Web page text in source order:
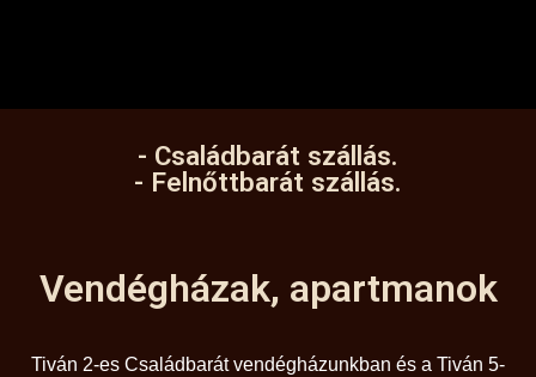
- Családbarát szállás.
- Felnőttbarát szállás.
Vendégházak, apartmanok
Tiván 2-es Családbarát vendégházunkban és a Tiván 5-